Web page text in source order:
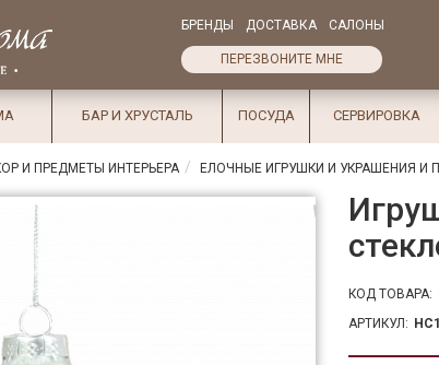
БРЕНДЫ ДОСТАВКА САЛОНЫ
ПЕРЕЗВОНИТЕ МНЕ
БАР И ХРУСТАЛЬ ПОСУДА СЕРВИРОВКА
И ПРЕДМЕТЫ ИНТЕРЬЕРА ЕЛОЧНЫЕ ИГРУШКИ И УКРАШЕНИЯ И
КОД ТОВАРА:
АРТИКУЛ: